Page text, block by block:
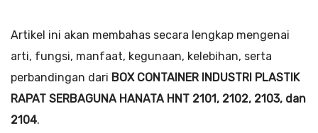
Artikel ini akan membahas secara lengkap mengenai
arti, fungsi, manfaat, kegunaan, kelebihan, serta
perbandingan dari BOX CONTAINER INDUSTRI PLASTIK
RAPAT SERBAGUNA HANATA HNT 2101, 2102, 2103, dan
2104.